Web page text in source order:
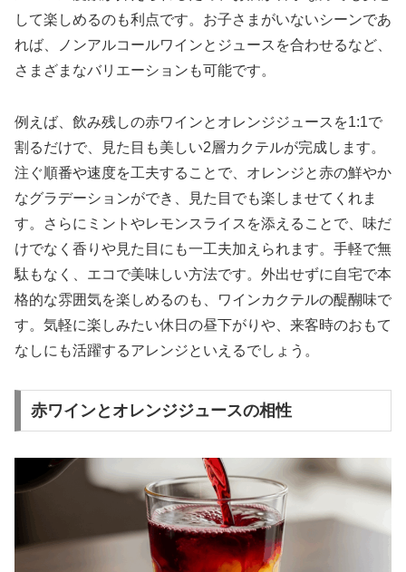
して楽しめるのも利点です。お子さまがいないシーンであ
れば、ノンアルコールワインとジュースを合わせるなど、
さまざまなバリエーションも可能です。
例えば、飲み残しの赤ワインとオレンジジュースを1:1で
割るだけで、見た目も美しい2層カクテルが完成します。
注ぐ順番や速度を工夫することで、オレンジと赤の鮮やか
なグラデーションができ、見た目でも楽しませてくれま
す。さらにミントやレモンスライスを添えることで、味だ
けでなく香りや見た目にも一工夫加えられます。手軽で無
駄もなく、エコで美味しい方法です。外出せずに自宅で本
格的な雰囲気を楽しめるのも、ワインカクテルの醍醐味で
す。気軽に楽しみたい休日の昼下がりや、来客時のおもて
なしにも活躍するアレンジといえるでしょう。
赤ワインとオレンジジュースの相性